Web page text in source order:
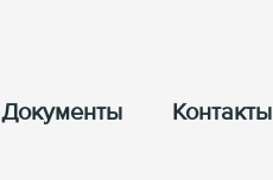
Документы Контакты